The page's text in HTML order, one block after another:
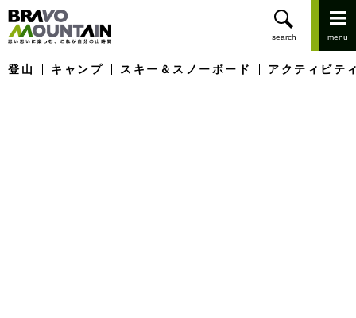
登山 キャンプ スキー＆スノーボード アクティビテ